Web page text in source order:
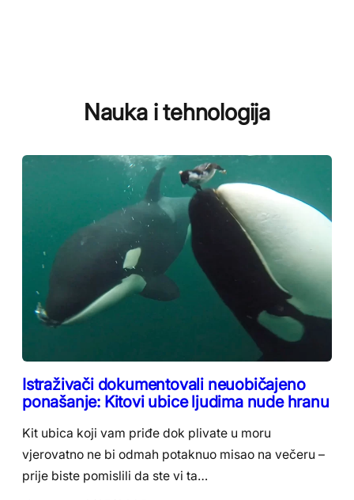
Nauka i tehnologija
Istraživači dokumentovali neuobičajeno
ponašanje: Kitovi ubice ljudima nude hranu
Kit ubica koji vam priđe dok plivate u moru
vjerovatno ne bi odmah potaknuo misao na večeru –
prije biste pomislili da ste vi ta…